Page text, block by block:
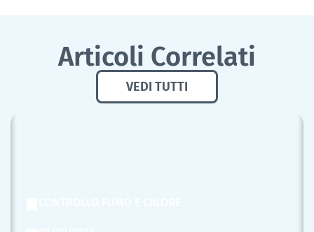
Articoli Correlati
VEDI TUTTI